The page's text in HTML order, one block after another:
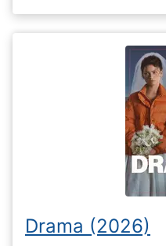
Drama (2026)